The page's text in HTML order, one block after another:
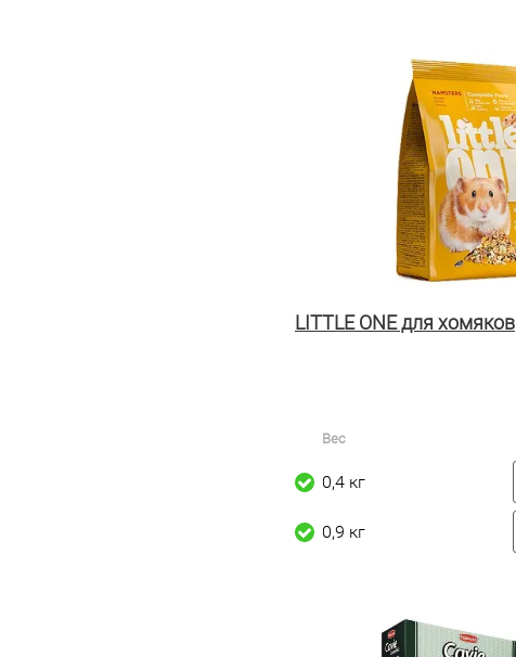
LITTLE ONE для хомяков
Вес
0,4 кг
0,9 кг